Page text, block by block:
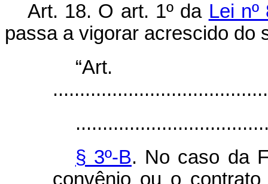
Art. 18. O art. 1º da Lei
passa a vigorar acrescido do
§ 3º-B. No caso da
convênio ou o